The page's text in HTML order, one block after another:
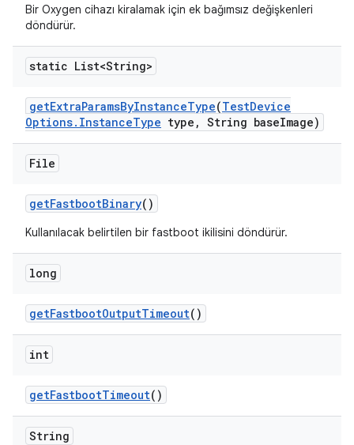
Bir Oxygen cihazı kiralamak için ek bağımsız değişkenleri
döndürür.
static List<String>
getExtraParamsByInstanceType(TestDevice
Options. InstanceType type , String baseImage)
File
getFastbootBinary()
Kullanılacak belirtilen bir fastboot ikilisini döndürür.
long
getFastbootOutputTimeout()
int
getFastbootTimeout()
String